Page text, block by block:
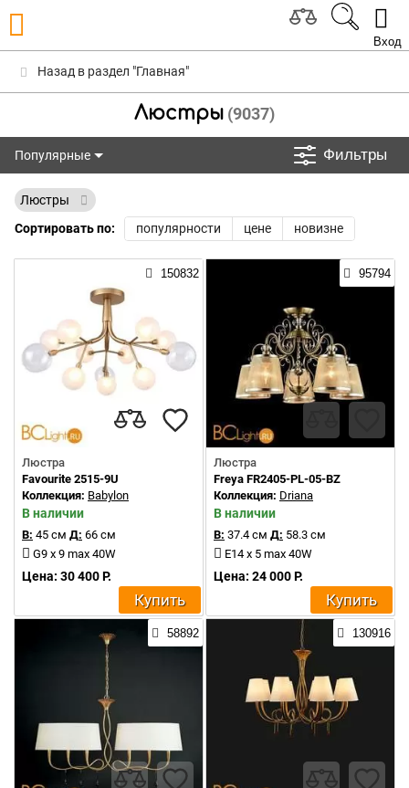
Вход
Назад в раздел "Главная"
Люстры (9037)
Популярные
Популярные Фильтры
Люстры
Сортировать по:
популярности цене новизне
150832
Люстра
Favourite 2515-9U
Коллекция: Babylon
В наличии
В: 45 см Д: 66 см
G9 x 9 max 40W
Цена: 30 400 Р.
Купить
95794
Люстра
Freya FR2405-PL-05-BZ
Коллекция: Driana
В наличии
В: 37.4 см Д: 58.3 см
E14 x 5 max 40W
Цена: 24 000 Р.
Купить
58892 130916